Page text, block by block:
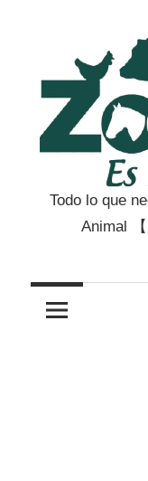
contenido
Todo lo que
Animal